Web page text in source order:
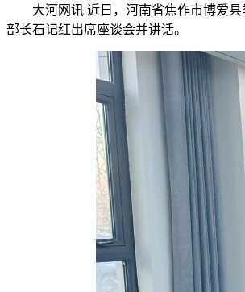
大河网讯 近日，河南省焦作市博爱
部长石记红出席座谈会并讲话。